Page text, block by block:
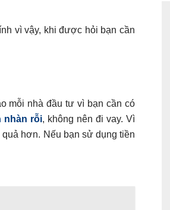
vì vậy, khi được hỏi bạn cần
mỗi nhà đầu tư vì bạn cần có
nhàn rỗi, không nên đi vay. Vì
hơn. Nếu bạn sử dụng tiền